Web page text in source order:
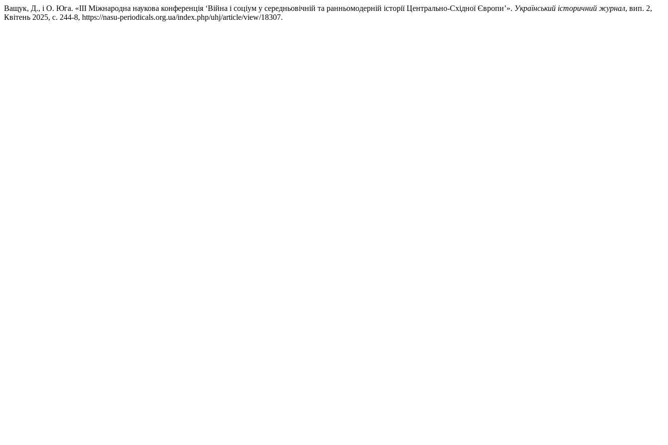
Ващук, Д., і О. Юга. «III Міжнародна наукова конференція ‘Війна і соціум у середньовічній та ранньомодерній історії Центрально-Східної Європи’». Український історичний журнал, вип. 2,
Квітень 2025, с. 244-8, https://nasu-periodicals.org.ua/index.php/uhj/article/view/18307.